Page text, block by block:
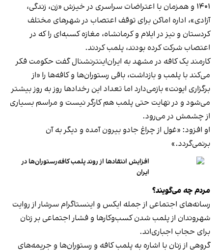
۱۴۰۱ و همزمان با اعتراضات سراسری در خیزش «زن، زندگی،
آزادی»، اداره اماکن برای توقف اعتصاب در شهرهای مختلف
کردستان و نیز در ایلام و کرمانشاه، مغازه کسبه‌ای را که در
اعتصاب شرکت کرده بودند، پلمب کردند.
کارمند یک کافه در مشهد به ایران‌اینترنشنال گفت حکومت فکر
می‌کند با پلمب و بازداشت، باقی رستوران‌ها و کافه‌ها را «از
برگزاری ایونت» بازمی‌دارد اما تعداد این رخدادها روز به روز بیشتر
می‌شود و در نهایت حتی پلمب هم کارگر نیست و مراسم بسیاری
از چشمش در می‌رود.
او افزود: «غول از چراغ جادو بیرون آمده و دیگر به آن
برنمی‎‌گردد.»
افزایش انتقادها از روند پلمب کافه‌رستوران‌ها در
ایران
مردم چه می‌گویند؟
رسانه‎‌های اجتماعی از جمله ایکس و اینستاگرام سرشار از روایت
شهروندان از پلمب شدن کسب‌وکارها و فشار اجتماعی بر زنان
برای حجاب اجباری‌اند.
گروهی از زنان با اشاره به پلمب کافه و رستوران‌ها و جریمه‌های